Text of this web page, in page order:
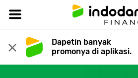
Dapetin banyak
promonya di aplikasi.